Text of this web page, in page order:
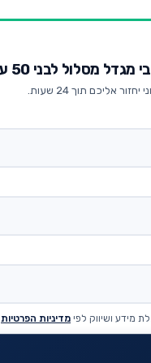
מסלול לבני 50 עד 60
אליכם תוך 24 שעות.
מידע ושיווק לפי מדיניות הפרטיות